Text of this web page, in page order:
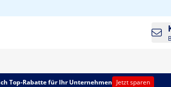
Top-Rabatte für Ihr Unternehmen Jetzt sparen